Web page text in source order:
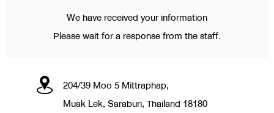
204/39 Moo 5 Mittraphap,
Muak Lek, Saraburi, Thailand 18180
We have received your information
Please wait for a response from the staff.